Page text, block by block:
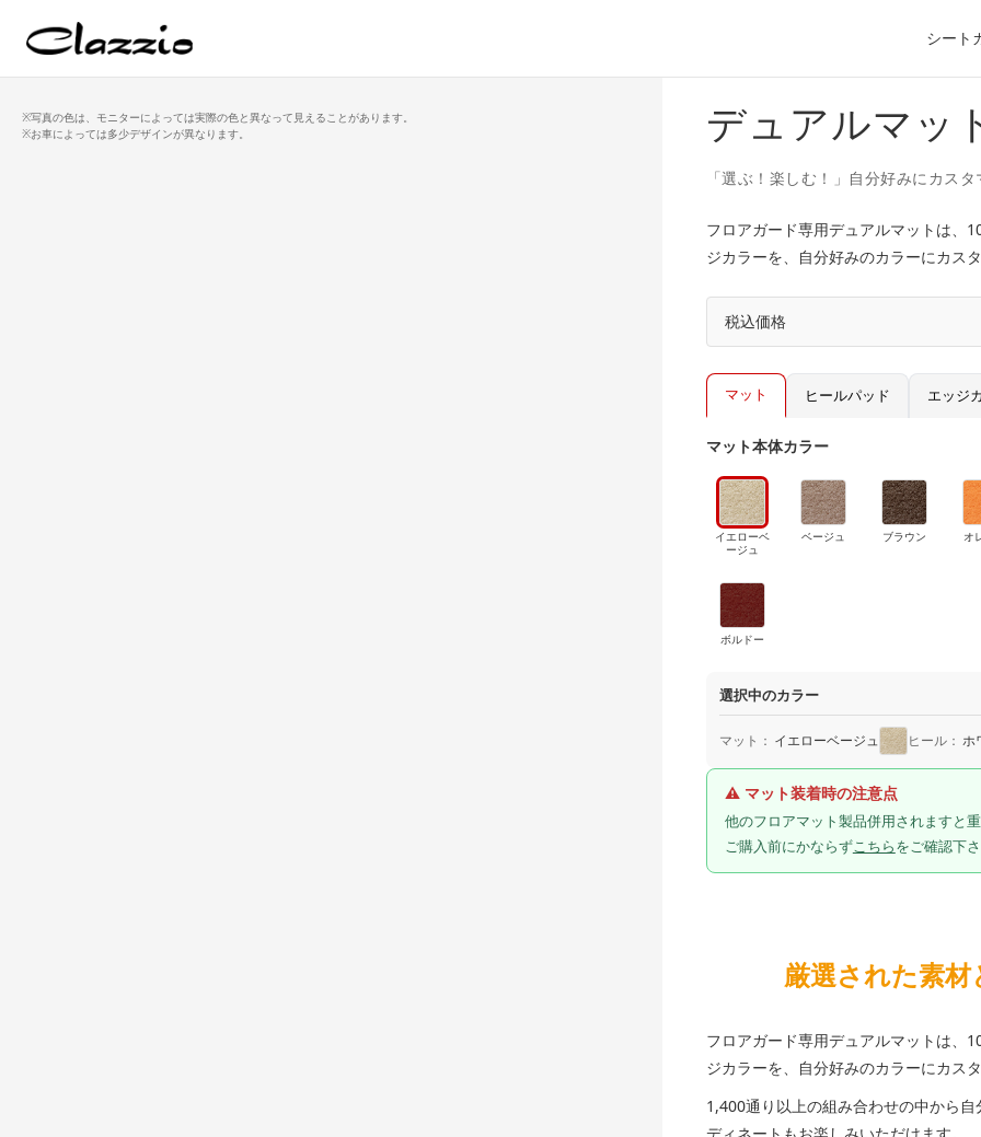
シート
※写真の色は、モニターによっては実際の色と異なって見えることがあります。
※お車によっては多少デザインが異なります。
デュアルマッ
「選ぶ！楽しむ！」自分好みにカス
フロアガード専用デュアルマットは、
ジカラーを、自分好みのカラーにカス
税込価格
マット ヒールパッド エッジ
マット本体カラー
イエローベ
ージュ
ベージュ ブラウン オ
ボルドー
選択中のカラー
マット： イエローベージュ ヒール： ホ
⚠ マット装着時の注意点
他のフロアマット製品併用されますと
ご購入前にかならずこちらをご確認下
厳選された素
フロアガード専用デュアルマットは、
ジカラーを、自分好みのカラーにカス
1,400通り以上の組み合わせの中から